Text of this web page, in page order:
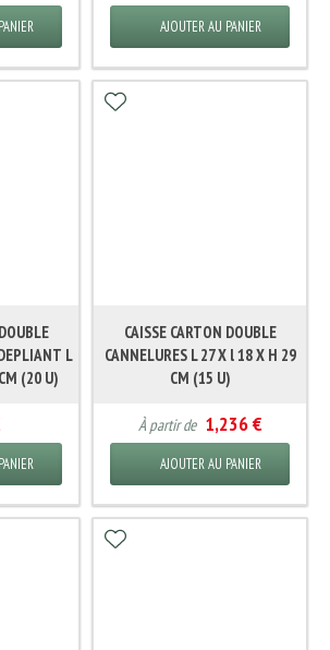
AJOUTER AU PANIER
L
(20 U)
CAISSE CARTON DOUBLE
CANNELURES L 27 X l 18 X H 29
CM (15 U)
À partir de 1,236 €
AJOUTER AU PANIER